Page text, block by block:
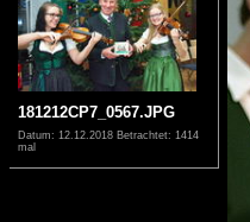
181212CP7_0567.JPG
Datum: 12.12.2018 Betrachtet: 1414
mal